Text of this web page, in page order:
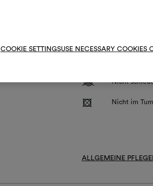
COOKIE SETTINGSUSE NECESSARY COOKIES
V Nicht
R Nicht im
ALLGEMEINE